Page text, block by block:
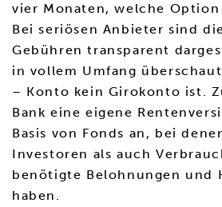
vier Monaten, welche Option
Bei seriösen Anbieter sind
Gebühren transparent
in vollem Umfang
– Konto kein Girokonto ist.
Bank eine eigene
Basis von Fonds an, bei
Investoren als auch
benötigte Belohnungen und
haben.